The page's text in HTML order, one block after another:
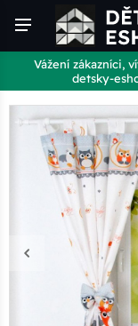
Vážení zákazníci,
detsky-